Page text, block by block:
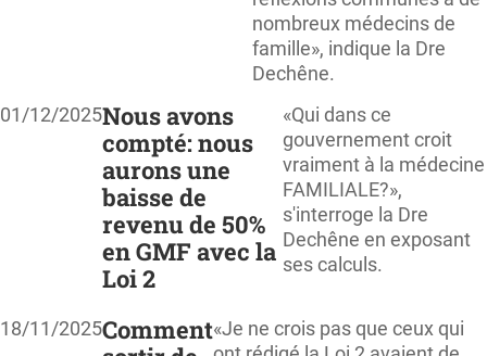
nombreux médecins de
famille», indique la Dre
Dechêne.
01/12/2025Nous avons
compté: nous
aurons une
baisse de
revenu de 50%
en GMF avec la
Loi 2
«Qui dans ce
gouvernement croit
vraiment à la médecine
FAMILIALE?»,
s'interroge la Dre
Dechêne en exposant
ses calculs.
18/11/2025Comment«Je ne crois pas que ceux qui